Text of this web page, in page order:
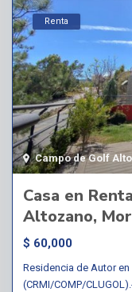
Campo de Golf
Renta
Casa en
Altozano,
$ 60,000
Residencia de Autor
(CRMI/COMP/